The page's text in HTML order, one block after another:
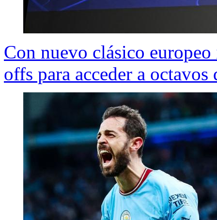
Con nuevo clásico
offs para acceder a